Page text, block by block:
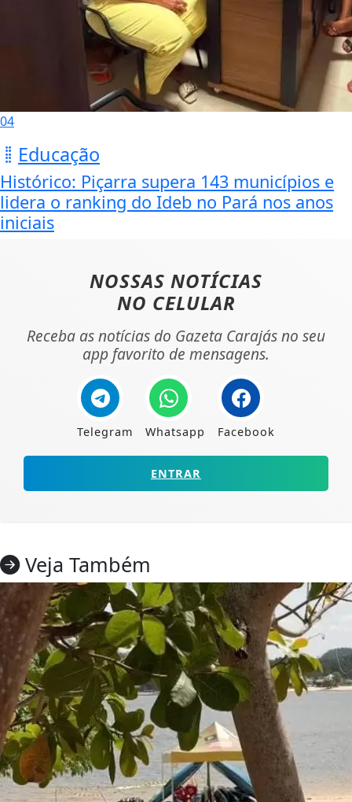
04
Educação
Histórico: Piçarra supera 143 municípios e
lidera o ranking do Ideb no Pará nos anos
iniciais
NOSSAS NOTÍCIAS
NO CELULAR
Receba as notícias do Gazeta Carajás no seu
app favorito de mensagens.
Telegram Whatsapp Facebook
ENTRAR
Veja Também